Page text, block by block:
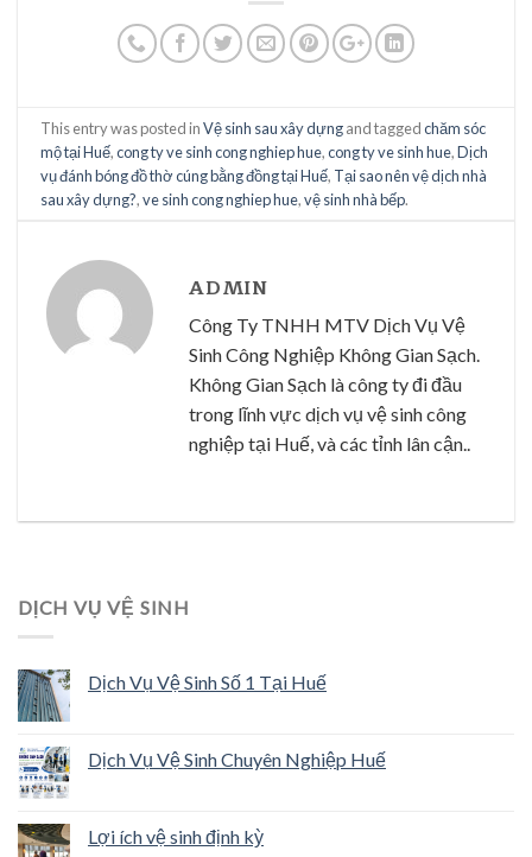
This entry was posted inVệ sinh sau xây dựngand taggedchăm sóc
mộ tại Huế,cong ty ve sinh cong nghiep hue,cong ty ve sinh hue,Dịch
vụ đánh bóng đồ thờ cúng bằng đồng tại Huế, Tại sao nên vệ dịch nhà
sau xây dựng?,ve sinh cong nghiep hue,vệ sinh nhà bếp.
ADMIN
Công Ty TNHH MTV Dịch Vụ Vệ
Sinh Công Nghiệp Không Gian Sạch.
Không Gian Sạch là công ty đi đầu
trong lĩnh vực dịch vụ vệ sinh công
nghiệp tại Huế, và các tỉnh lân cận..
DỊCH VỤ VỆ SINH
Dịch Vụ Vệ Sinh Số 1 Tại Huế
Dịch Vụ Vệ Sinh Chuyên Nghiệp Huế
Lợi ích vệ sinh định kỳ